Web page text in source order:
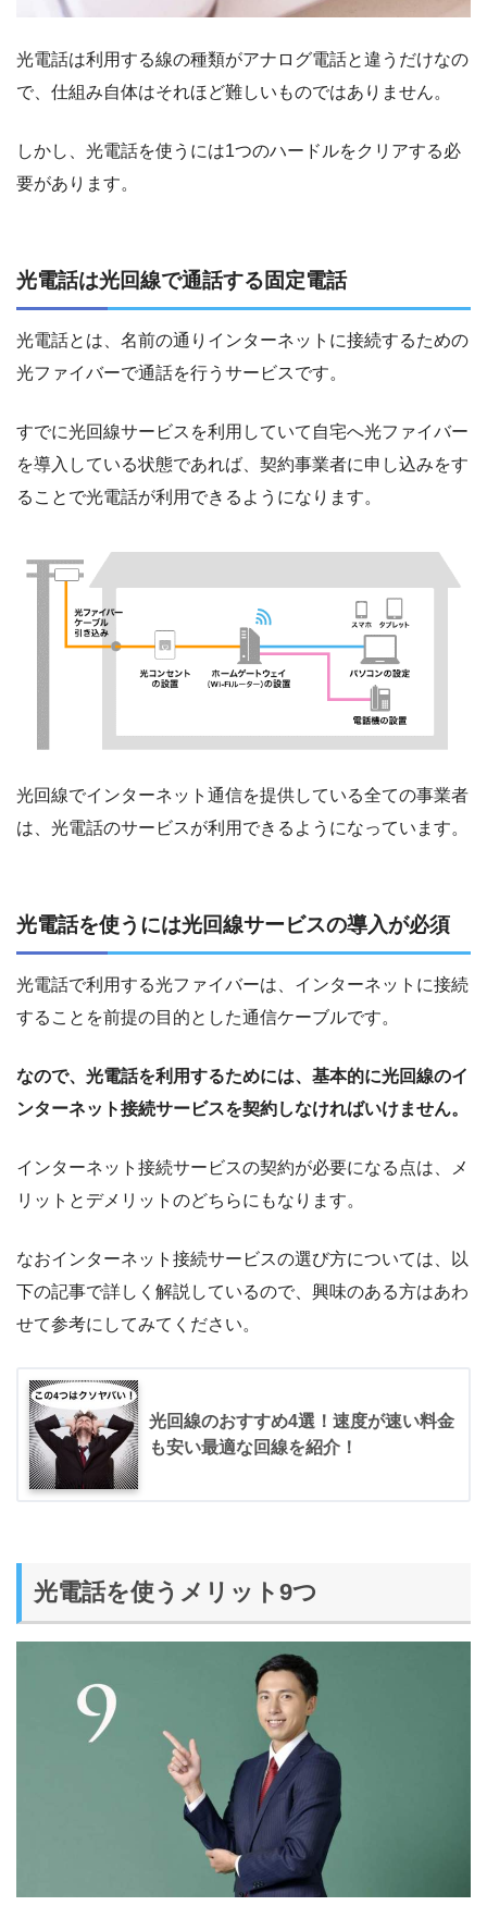
光電話は利用する線の種類がアナログ電話と違うだけなの
で、仕組み自体はそれほど難しいものではありません。
しかし、光電話を使うには1つのハードルをクリアする必
要があります。
光電話は光回線で通話する固定電話
光電話とは、名前の通りインターネットに接続するための
光ファイバーで通話を行うサービスです。
すでに光回線サービスを利用していて自宅へ光ファイバー
を導入している状態であれば、契約事業者に申し込みをす
ることで光電話が利用できるようになります。
光回線でインターネット通信を提供している全ての事業者
は、光電話のサービスが利用できるようになっています。
光電話を使うには光回線サービスの導入が必須
光電話で利用する光ファイバーは、インターネットに接続
することを前提の目的とした通信ケーブルです。
なので、光電話を利用するためには、基本的に光回線のイ
ンターネット接続サービスを契約しなければいけません。
インターネット接続サービスの契約が必要になる点は、メ
リットとデメリットのどちらにもなります。
なおインターネット接続サービスの選び方については、以
下の記事で詳しく解説しているので、興味のある方はあわ
せて参考にしてみてください。
光回線のおすすめ4選！速度が速い料金
も安い最適な回線を紹介！
光電話を使うメリット9つ